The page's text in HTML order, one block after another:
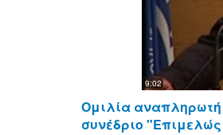
9:02
Ομιλία αναπληρωτή
συνέδριο "Επιμελώς